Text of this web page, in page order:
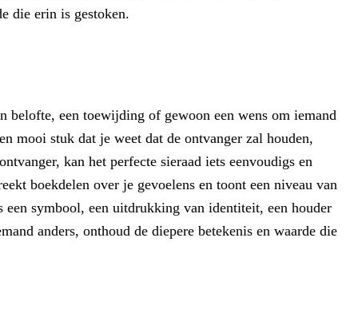
die erin is gestoken.
belofte, een toewijding of gewoon een wens om iemand
mooi stuk dat je weet dat de ontvanger zal houden,
kan het perfecte sieraad iets eenvoudigs en
boekdelen over je gevoelens en toont een niveau van
symbool, een uitdrukking van identiteit, een houder
anders, onthoud de diepere betekenis en waarde die